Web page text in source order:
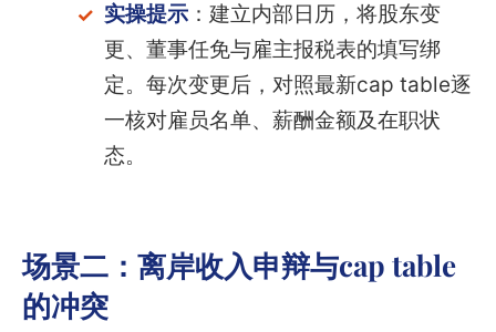
实操提示：建立内部日历，将股东变
更、董事任免与雇主报税表的填写绑
定。每次变更后，对照最新cap table逐
一核对雇员名单、薪酬金额及在职状
态。
场景二：离岸收入申辩与cap table
的冲突